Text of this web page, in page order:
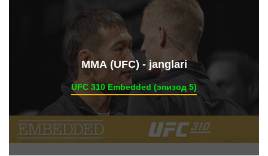
ММА (UFC) - janglari
UFC 310 Embedded (эпизод 5)